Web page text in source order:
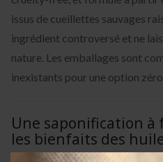
issus de cueillettes sauvages
ingrédient controversé et ne
nature. Les emballages sont
inexistants pour une option
Une saponification
les bienfaits des